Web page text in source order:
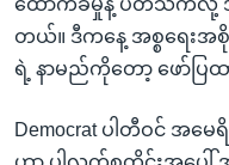
တယ်။ ဒီကနေ့ အစ္စရေးအ
ရဲ့ နာမည်ကိုတော့ ဖော်ပြထာ
Democrat ပါတီဝင်